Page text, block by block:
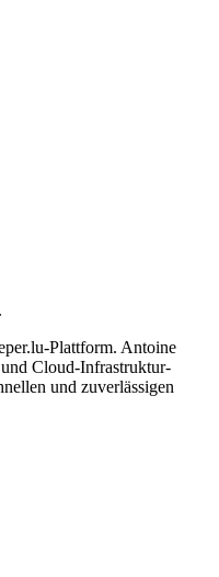
Plattform. Antoine
Cloud-Infrastruktur-
und zuverlässigen